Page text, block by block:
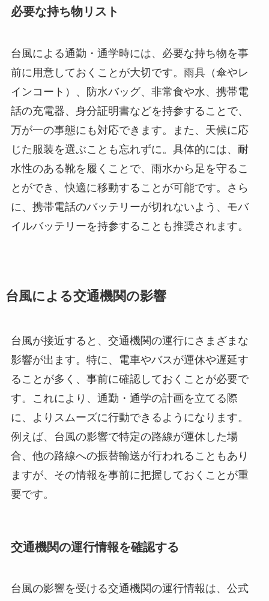
必要な持ち物リスト
台風による通勤・通学時には、必要な持ち物を事
前に用意しておくことが大切です。雨具（傘やレ
インコート）、防水バッグ、非常食や水、携帯電
話の充電器、身分証明書などを持参することで、
万が一の事態にも対応できます。また、天候に応
じた服装を選ぶことも忘れずに。具体的には、耐
水性のある靴を履くことで、雨水から足を守るこ
とができ、快適に移動することが可能です。さら
に、携帯電話のバッテリーが切れないよう、モバ
イルバッテリーを持参することも推奨されます。
台風による交通機関の影響
台風が接近すると、交通機関の運行にさまざまな
影響が出ます。特に、電車やバスが運休や遅延す
ることが多く、事前に確認しておくことが必要で
す。これにより、通勤・通学の計画を立てる際
に、よりスムーズに行動できるようになります。
例えば、台風の影響で特定の路線が運休した場
合、他の路線への振替輸送が行われることもあり
ますが、その情報を事前に把握しておくことが重
要です。
交通機関の運行情報を確認する
台風の影響を受ける交通機関の運行情報は、公式